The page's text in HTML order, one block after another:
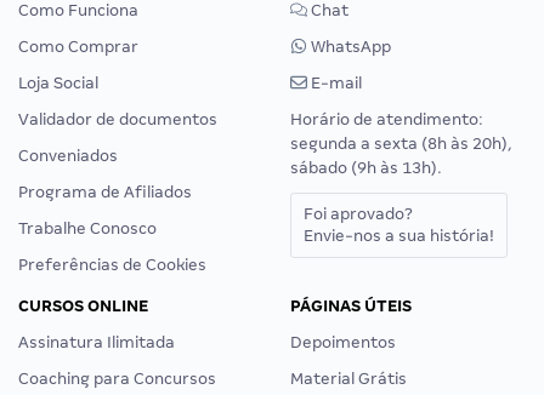
Como Funciona
Como Comprar
Loja Social
Validador de documentos
Conveniados
Programa de Afiliados
Trabalhe Conosco
Preferências de Cookies
Chat
WhatsApp
E-mail
Horário de atendimento:
segunda a sexta (8h às 20h),
sábado (9h às 13h).
Foi aprovado?
Envie-nos a sua história!
CURSOS ONLINE
Assinatura Ilimitada
Coaching para Concursos
PÁGINAS ÚTEIS
Depoimentos
Material Grátis